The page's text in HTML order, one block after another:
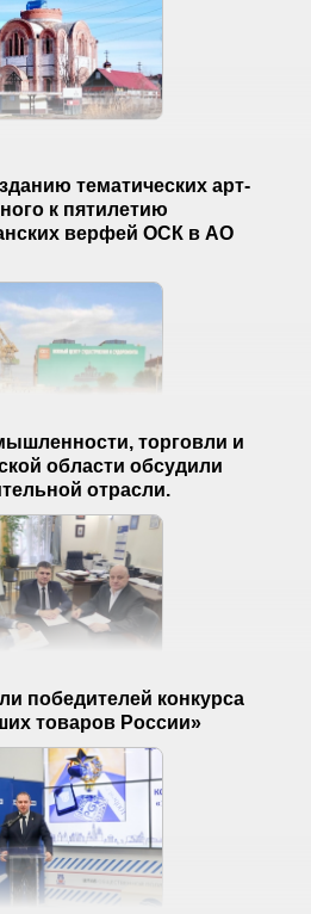
тематических арт-
к пятилетию
верфей ОСК в АО
торговли и
области обсудили
отрасли.
победителей конкурса
товаров России»